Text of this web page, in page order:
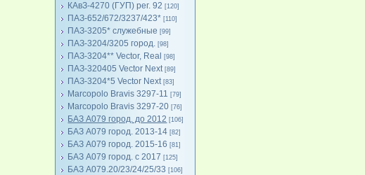
КАвЗ-4270 (ГУП) рег. 92 [120]
ПАЗ-652/672/3237/423* [110]
ПАЗ-3205* служебные [99]
ПАЗ-3204/3205 город. [98]
ПАЗ-3204** Vector, Real [98]
ПАЗ-320405 Vector Next [89]
ПАЗ-3204*5 Vector Next [83]
Marcopolo Bravis 3297-11 [79]
Marcopolo Bravis 3297-20 [76]
БАЗ А079 город. до 2012 [106]
БАЗ А079 город. 2013-14 [82]
БАЗ А079 город. 2015-16 [81]
БАЗ А079 город. с 2017 [125]
БАЗ А079.20/23/24/25/33 [106]